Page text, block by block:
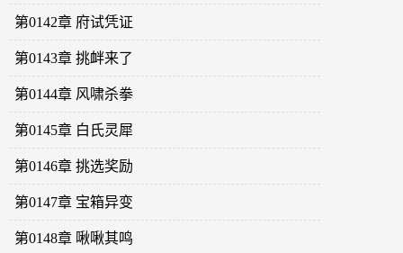
第0142章 府试凭证
第0143章 挑衅来了
第0144章 风啸杀拳
第0145章 白氏灵犀
第0146章 挑选奖励
第0147章 宝箱异变
第0148章 啾啾其鸣